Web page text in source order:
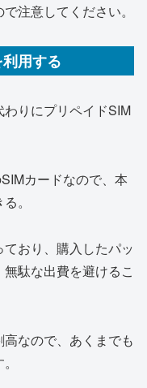
注意してください。
用する
りにプリペイドSIM
カードなので、本
。
おり、購入したパッ
駄な出費を避けるこ
なので、あくまでも